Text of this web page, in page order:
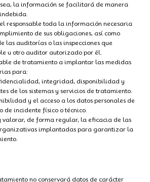
la información se facilitará de manera
responsable toda la información necesaria
de sus obligaciones, así como
las auditorías o las inspecciones que
u otro auditor autorizado por él.
de tratamiento a implantar las medidas
para:
integridad, disponibilidad y
de los sistemas y servicios de tratamiento.
y el acceso a los datos personales de
de incidente físico o técnico.
valorar, de forma regular, la eficacia de las
implantadas para garantizar la
no conservará datos de carácter